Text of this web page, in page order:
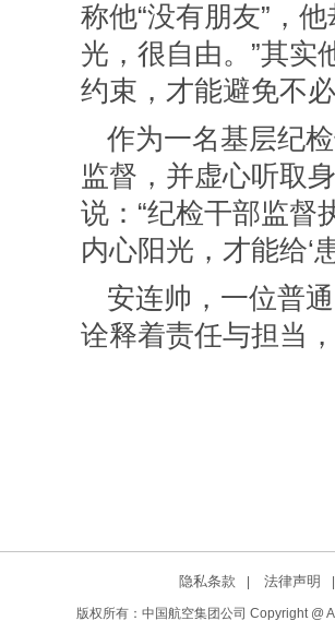
称他“没有朋友”，
光，很自由。”其实
约束，才能避免不
作为一名基层纪
监督，并虚心听取
说：“纪检干部监督
内心阳光，才能给‘
安连帅，一位普
诠释着责任与担当